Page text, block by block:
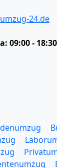
24.de
09:00 -